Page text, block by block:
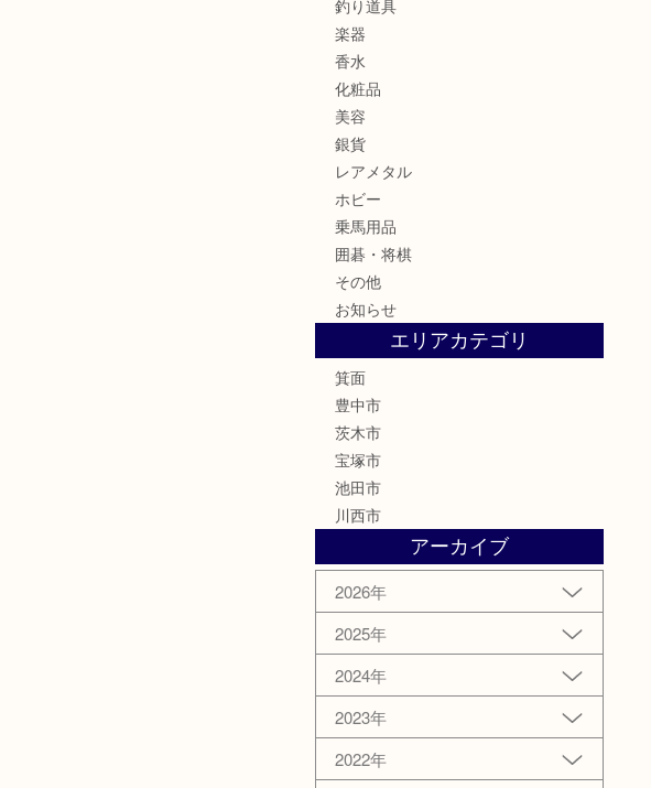
釣り道具
楽器
香水
化粧品
美容
銀貨
レアメタル
ホビー
乗馬用品
囲碁・将棋
その他
お知らせ
エリアカテゴリ
箕面
豊中市
茨木市
宝塚市
池田市
川西市
アーカイブ
2026年
2025年
2024年
2023年
2022年